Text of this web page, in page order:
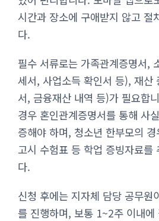
시간과 장소에 구애받지 않고 절
다.
필수 서류로는 가족관계증명서,
세서, 사업소득 확인서 등), 재산
서, 금융재산 내역 등)가 필요합
경우 혼인관계증명서를 통해 사
증해야 하며, 청소년 한부모의
고시 수험표 등 학업 증빙자료를
다.
신청 후에는 지자체 담당 공무원
를 진행하며, 보통 1~2주 이내에